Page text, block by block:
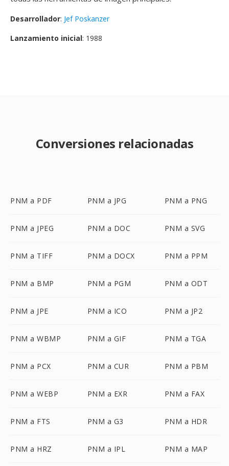
Desarrollador: Jef Poskanzer
Lanzamiento inicial: 1988
Conversiones relacionadas
PNM a PDF PNM a JPG PNM a PNG
PNM a JPEG PNM a DOC PNM a SVG
PNM a TIFF PNM a DOCX PNM a PPM
PNM a BMP PNM a PGM PNM a ODT
PNM a JPE PNM a ICO PNM a JP2
PNM a WBMP PNM a GIF PNM a TGA
PNM a PCX PNM a CUR PNM a PBM
PNM a WEBP PNM a EXR PNM a FAX
PNM a FTS PNM a G3 PNM a HDR
PNM a HRZ PNM a IPL PNM a MAP